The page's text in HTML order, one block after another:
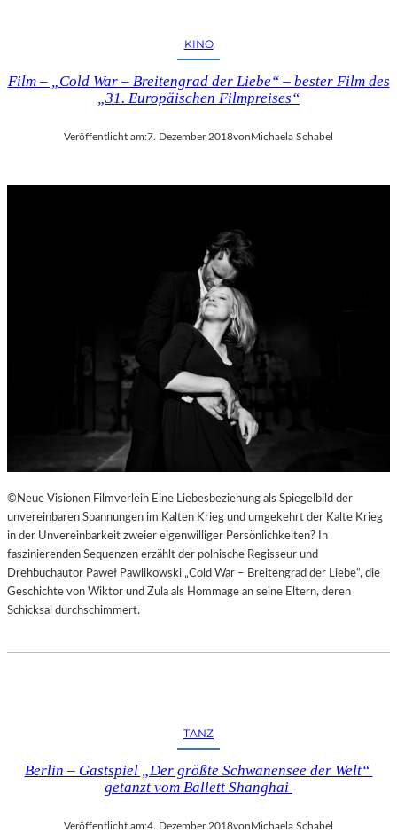
KINO
Film – „Cold War – Breitengrad der Liebe“ – bester Film des
„31. Europäischen Filmpreises“
Veröffentlicht am:7. Dezember 2018vonMichaela Schabel
©Neue Visionen Filmverleih Eine Liebesbeziehung als Spiegelbild der
unvereinbaren Spannungen im Kalten Krieg und umgekehrt der Kalte Krieg
in der Unvereinbarkeit zweier eigenwilliger Persönlichkeiten? In
faszinierenden Sequenzen erzählt der polnische Regisseur und
Drehbuchautor Paweł Pawlikowski „Cold War – Breitengrad der Liebe“, die
Geschichte von Wiktor und Zula als Hommage an seine Eltern, deren
Schicksal durchschimmert.
TANZ
Berlin – Gastspiel „Der größte Schwanensee der Welt“
getanzt vom Ballett Shanghai
Veröffentlicht am:4. Dezember 2018von Michaela Schabel